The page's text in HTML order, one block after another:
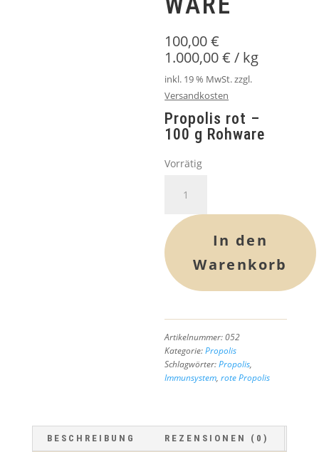
100,00€
1.000,00€ / kg
inkl. 19 % MwSt.zzgl.
Versandkosten
Propolis rot –
100 g Rohware
Vorrätig
100
g
Rohware
Menge
In den
Warenkorb
Artikelnummer:052
Kategorie:Propolis
Schlagwörter:Propolis,
Immunsystem,rote Propolis
BESCHREIBUNG REZENSIONEN (0)